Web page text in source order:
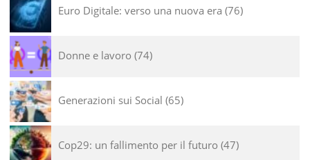
Euro Digitale: verso una nuova era 76
Donne e lavoro 74
Generazioni sui Social 65
Cop29: un fallimento per il futuro 47